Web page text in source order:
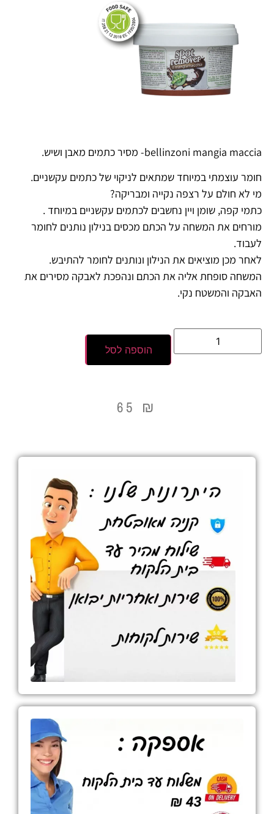
bellinzoni mangia maccia- מסיר כתמים מאבן ושיש.
חומר עוצמתי במיוחד שמתאים לניקוי של כתמים עקשניים.
מי לא חולם על רצפה נקייה ומבריקה?
כתמי קפה, שומן ויין נחשבים לכתמים עקשניים במיוחד .
מורחים את המשחה על הכתם מכסים בנילון נותנים לחומר
לעבוד.
לאחר מכן מוציאים את הנילון ונותנים לחומר להתיבש.
המשחה סופחת אליה את הכתם ונהפכת לאבקה מסירים את
האבקה והמשטח נקי.
הוספה לסל
65 ₪